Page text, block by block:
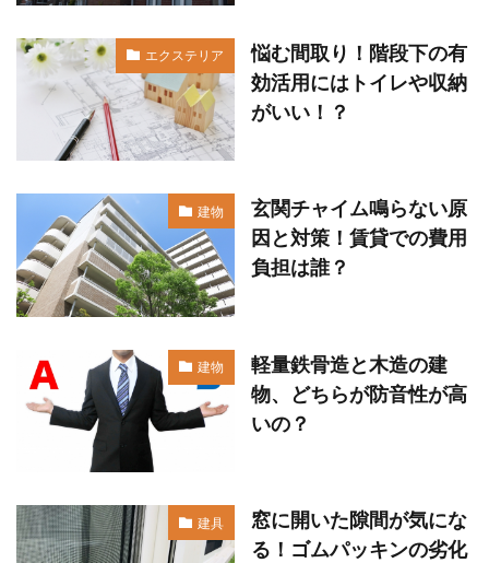
エクステリア
悩む間取り！階段下の有
効活用にはトイレや収納
がいい！？
建物
玄関チャイム鳴らない原
因と対策！賃貸での費用
負担は誰？
建物
軽量鉄骨造と木造の建
物、どちらが防音性が高
いの？
建具
窓に開いた隙間が気にな
る！ゴムパッキンの劣化